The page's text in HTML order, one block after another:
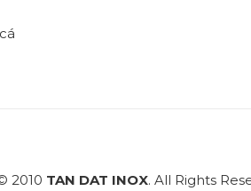
2010 TAN DAT INOX. All Rights